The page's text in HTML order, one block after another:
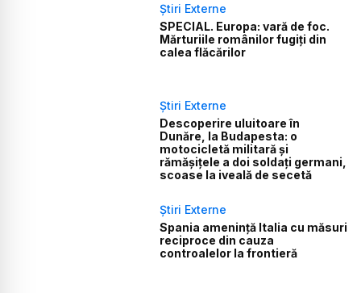
Știri Externe
SPECIAL. Europa: vară de foc.
Mărturiile românilor fugiți din
calea flăcărilor
Știri Externe
Descoperire uluitoare în
Dunăre, la Budapesta: o
motocicletă militară și
rămășițele a doi soldați germani,
scoase la iveală de secetă
Știri Externe
Spania amenință Italia cu măsuri
reciproce din cauza
controalelor la frontieră